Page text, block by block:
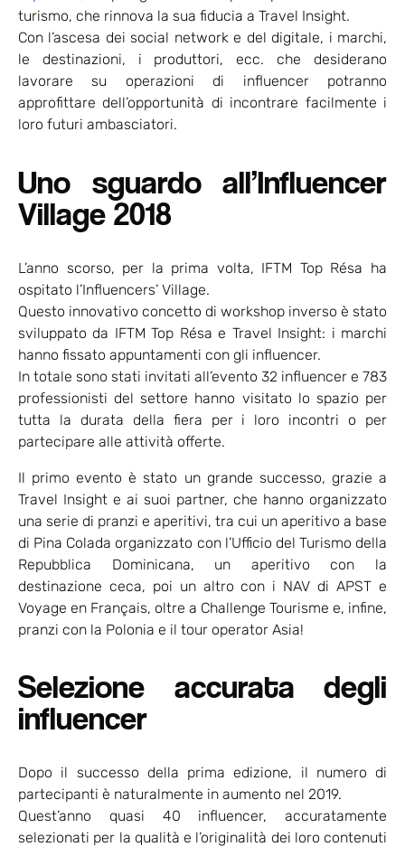
turismo, che rinnova la sua fiducia a Travel Insight.
Con l’ascesa dei social network e del digitale, i marchi,
le destinazioni, i produttori, ecc. che desiderano
lavorare su operazioni di influencer potranno
approfittare dell’opportunità di incontrare facilmente i
loro futuri ambasciatori.
Uno sguardo all’Influencer
Village 2018
L’anno scorso, per la prima volta, IFTM Top Résa ha
ospitato l’Influencers’ Village.
Questo innovativo concetto di workshop inverso è stato
sviluppato da IFTM Top Résa e Travel Insight: i marchi
hanno fissato appuntamenti con gli influencer.
In totale sono stati invitati all’evento 32 influencer e 783
professionisti del settore hanno visitato lo spazio per
tutta la durata della fiera per i loro incontri o per
partecipare alle attività offerte.
Il primo evento è stato un grande successo, grazie a
Travel Insight e ai suoi partner, che hanno organizzato
una serie di pranzi e aperitivi, tra cui un aperitivo a base
di Pina Colada organizzato con l’Ufficio del Turismo della
Repubblica Dominicana, un aperitivo con la
destinazione ceca, poi un altro con i NAV di APST e
Voyage en Français, oltre a Challenge Tourisme e, infine,
pranzi con la Polonia e il tour operator Asia!
Selezione accurata degli
influencer
Dopo il successo della prima edizione, il numero di
partecipanti è naturalmente in aumento nel 2019.
Quest’anno quasi 40 influencer, accuratamente
selezionati per la qualità e l’originalità dei loro contenuti